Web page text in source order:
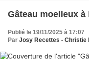
Publié le 19/11/2025 à 17:07
Par Josy Recettes - Christie